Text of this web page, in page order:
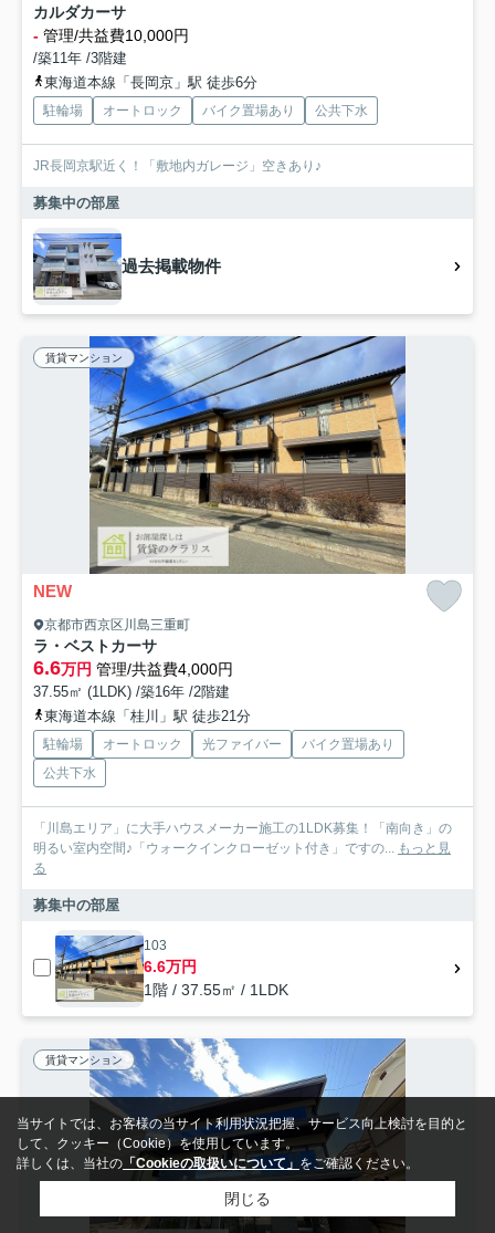
カルダカーサ
- 管理/共益費10,000円
/築11年 /3階建
東海道本線「長岡京」駅 徒歩6分
駐輪場 オートロック バイク置場あり 公共下水
JR長岡京駅近く！「敷地内ガレージ」空きあり♪
募集中の部屋
過去掲載物件
賃貸マンション
NEW
京都市西京区川島三重町
ラ・ベストカーサ
6.6万円 管理/共益費4,000円
37.55㎡ (1LDK) /築16年 /2階建
東海道本線「桂川」駅 徒歩21分
駐輪場 オートロック 光ファイバー
バイク置場あり
公共下水
「川島エリア」に大手ハウスメーカー施工の1LDK募集！「南向き」の
明るい室内空間♪「ウォークインクローゼット付き」ですの...
もっと見
る
募集中の部屋
103
6.6万円
1階 / 37.55㎡ / 1LDK
賃貸マンション
当サイトでは、お客様の当サイト利用状況把握、サービス向上検討を目的と
して、クッキー（Cookie）を使用しています。
詳しくは、当社の 「Cookieの取扱いについて」 をご確認ください。
閉じる